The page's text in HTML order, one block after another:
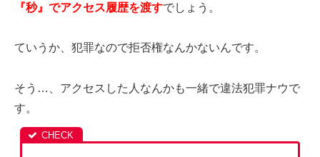
『秒』でアクセス履歴を渡すでしょう。
ていうか、犯罪なので拒否権なんかないんです。
そう…、アクセスした人なんかも一緒で違法犯罪ナウで
す。